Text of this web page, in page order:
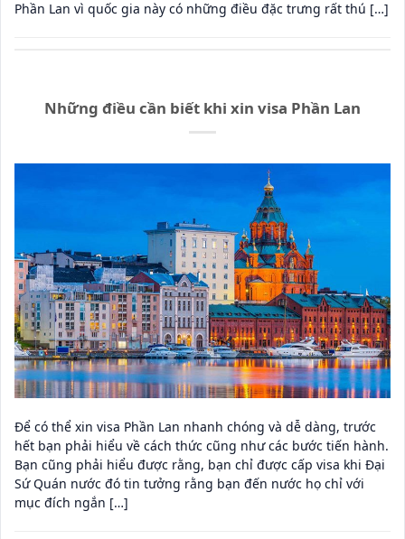
Phần Lan vì quốc gia này có những điều đặc trưng rất thú […]
Những điều cần biết khi xin visa Phần Lan
Để có thể xin visa Phần Lan nhanh chóng và dễ dàng, trước
hết bạn phải hiểu về cách thức cũng như các bước tiến hành.
Bạn cũng phải hiểu được rằng, bạn chỉ được cấp visa khi Đại
Sứ Quán nước đó tin tưởng rằng bạn đến nước họ chỉ với
mục đích ngắn […]